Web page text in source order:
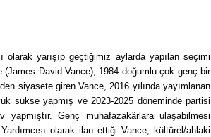
olarak yarışıp geçtiğimiz aylarda yapılan seçimi
David Vance), 1984 doğumlu çok genç bir
siyasete giren Vance, 2016 yılında yayımlanan
sükse yapmış ve 2023-2025 döneminde partisi
yapmıştır. Genç muhafazakârlara ulaşabilmesi
olarak ilan ettiği Vance, kültürel/ahlaki